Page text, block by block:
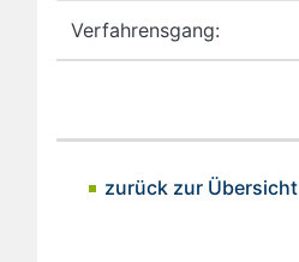
Verfahrensgang:
zurück zur Übersicht